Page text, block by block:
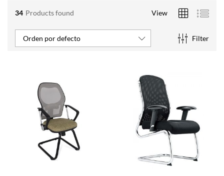
34 Products found View
Filter
Orden por defecto